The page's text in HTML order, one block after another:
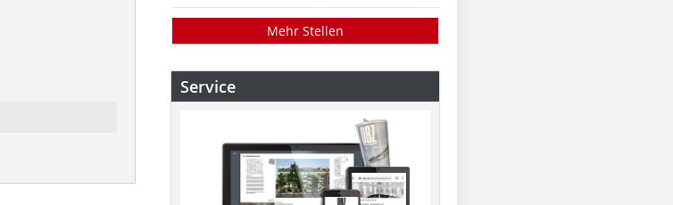
Mehr Stellen
Service